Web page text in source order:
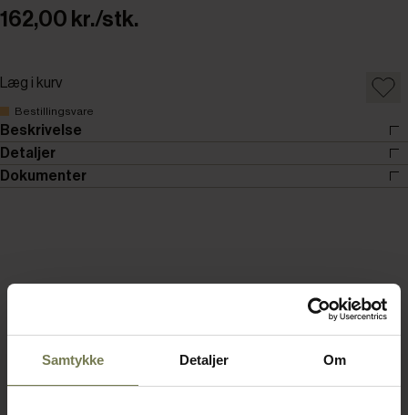
Samtykke Detaljer Om
162,00 kr./stk.
Læg i kurv
Bestillingsvare
Beskrivelse
Detaljer
Dokumenter